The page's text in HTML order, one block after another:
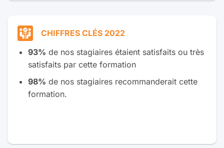
CHIFFRES CLÉS 2022
93% de nos stagiaires étaient satisfaits ou très
satisfaits par cette formation
98% de nos stagiaires recommanderait cette
formation.